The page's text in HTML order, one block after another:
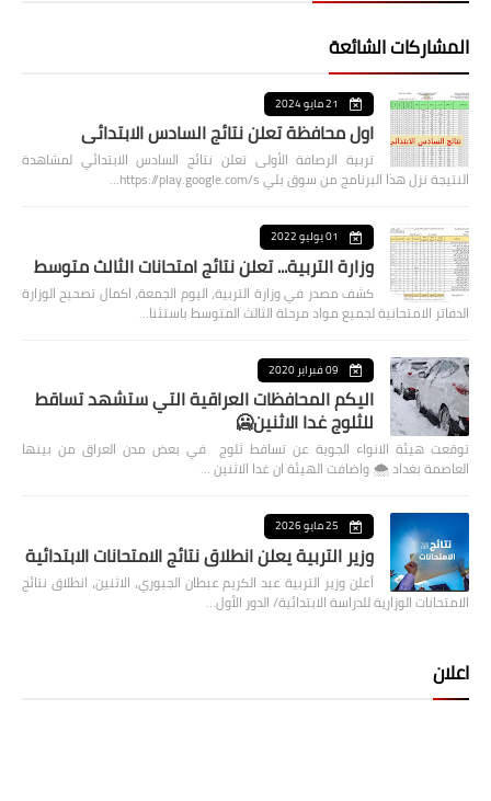
المشاركات الشائعة
21 مايو 2024
اول محافظة تعلن نتائج السادس الابتدائي
تربية الرصافة الأولى تعلن نتائج السادس الابتدائي لمشاهدة
النتيجة نزل هذا البرنامج من سوق بلي https://play.google.com/s…
01 يوليو 2022
وزارة التربية... تعلن نتائج امتحانات الثالث متوسط
كشف مصدر في وزارة التربية، اليوم الجمعة، اكمال تصحيح الوزارة
الدفاتر الامتحانية لجميع مواد مرحلة الثالث المتوسط باستثنا…
09 فبراير 2020
اليكم المحافظات العراقية التي ستشهد تساقط
للثلوج غدا الاثنين🥶
توقعت هيئة الانواء الجوية عن تساقط ثلوج في بعض مدن العراق من بينها
العاصمة بغداد ⁦🌨️⁩ واضافت الهيئة ان غدا الاثنين …
25 مايو 2026
وزير التربية يعلن انطلاق نتائج الامتحانات الابتدائية
أعلن وزير التربية عبد الكريم عبطان الجبوري، الاثنين، انطلاق نتائج
الامتحانات الوزارية للدراسة الابتدائية/ الدور الأول…
اعلان